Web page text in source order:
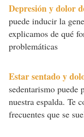
Depresión y dolor
puede inducir la
explicamos de qué
problemáticas
Estar sentado y
sedentarismo puede
nuestra espalda. Te
frecuentes que se